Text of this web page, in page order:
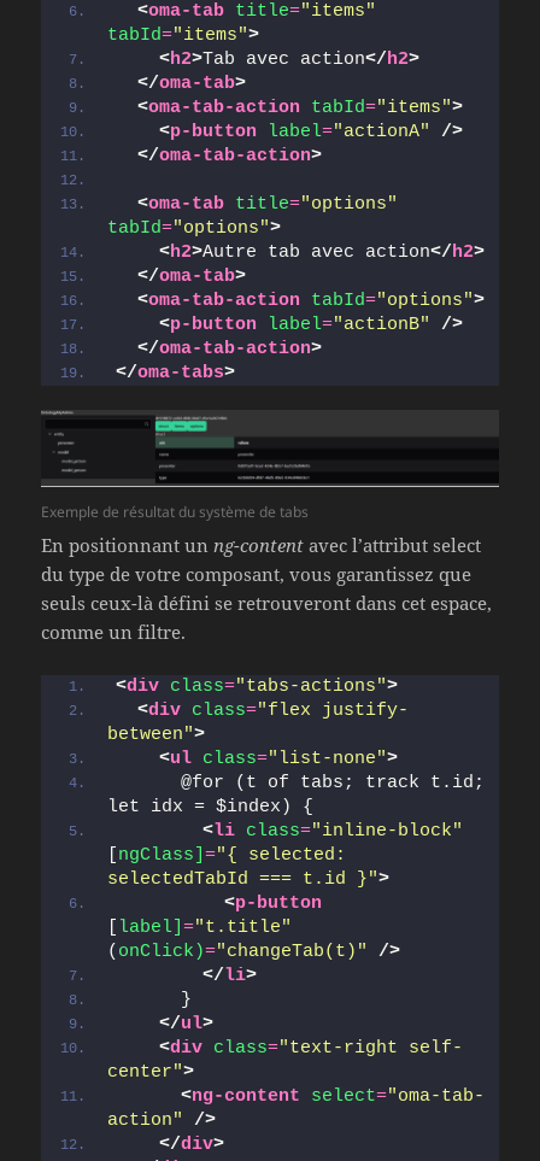
<oma-tab title="items"
tabId="items">
<h2>Tab avec action</h2>
</oma-tab>
<oma-tab-action tabId="items">
<p-button label="actionA"
/>
</oma-tab-action>
<oma-tab title="options"
tabId="options">
<h2>Autre tab avec action</h2>
</oma-tab>
<oma-tab-action tabId="options">
<p-button label="actionB"
/>
</oma-tab-action>
</oma-tabs>
Exemple de résultat du système de tabs
En positionnant un ng-content avec l’attribut select
du type de votre composant, vous garantissez que
seuls ceux-là défini se retrouveront dans cet espace,
comme un filtre.
<div class="tabs-actions">
<div class="flex justify-
between">
<ul class="list-none">
      @for (t of tabs; track t.id;
let idx = $index) {
<li class="inline-block"
ngClass]="{ selected:
selectedTabId === t.id }">
<p-button
label]="t.title"
( onClick)="changeTab(t)"
/>
</li>
      }
</ul>
<div class="text-right self-
center">
<ng-content select="oma-tab-
action"
/>
</div>